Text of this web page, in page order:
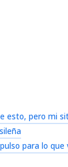
esto, pero mi
para lo